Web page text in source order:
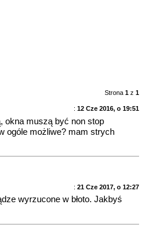
Strona 1z 1
: 12 Cze 2016, o 19:51
okna muszą być non stop
ogóle możliwe? mam strych
: 21 Cze 2017, o 12:27
wyrzucone w błoto. Jakbyś